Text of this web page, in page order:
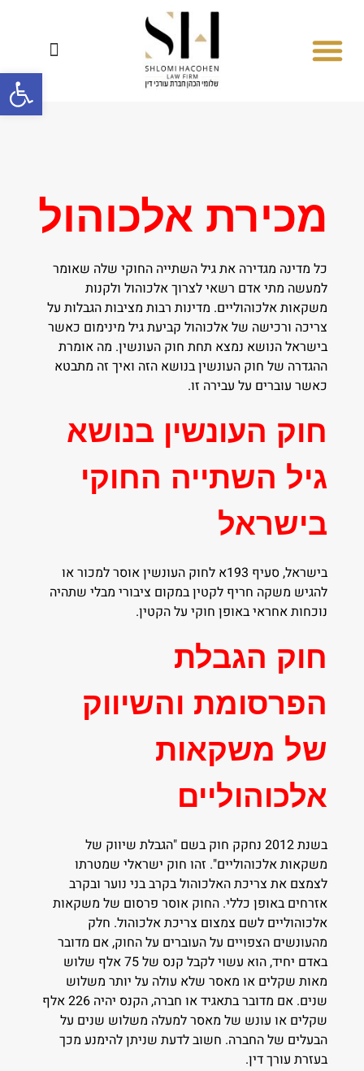
מכירת אלכוהול
כל מדינה מגדירה את גיל השתייה החוקי שלה שאומר
למעשה מתי אדם רשאי לצרוך אלכוהול ולקנות
משקאות אלכוהוליים. מדינות רבות מציבות הגבלות על
צריכה ורכישה של אלכוהול קביעת גיל מינימום כאשר
בישראל הנושא נמצא תחת חוק העונשין. מה אומרת
ההגדרה של חוק העונשין בנושא הזה ואיך זה מתבטא
כאשר עוברים על עבירה זו.
חוק העונשין בנושא
גיל השתייה החוקי
בישראל
בישראל, סעיף 193א לחוק העונשין אוסר למכור או
להגיש משקה חריף לקטין במקום ציבורי מבלי שתהיה
נוכחות אחראי באופן חוקי על הקטין.
חוק הגבלת
הפרסומת והשיווק
של משקאות
אלכוהוליים
בשנת 2012 נחקק חוק בשם "הגבלת שיווק של
משקאות אלכוהוליים". זהו חוק ישראלי שמטרתו
לצמצם את צריכת האלכוהול בקרב בני נוער ובקרב
אזרחים באופן כללי. החוק אוסר פרסום של משקאות
אלכוהוליים לשם צמצום צריכת אלכוהול. חלק
מהעונשים הצפויים על העוברים על החוק, אם מדובר
באדם יחיד, הוא עשוי לקבל קנס של 75 אלף שלוש
מאות שקלים או מאסר שלא עולה על יותר משלוש
שנים. אם מדובר בתאגיד או חברה, הקנס יהיה 226 אלף
שקלים או עונש של מאסר למעלה משלוש שנים על
הבעלים של החברה. חשוב לדעת שניתן להימנע מכך
בעזרת עורך דין.
פתח